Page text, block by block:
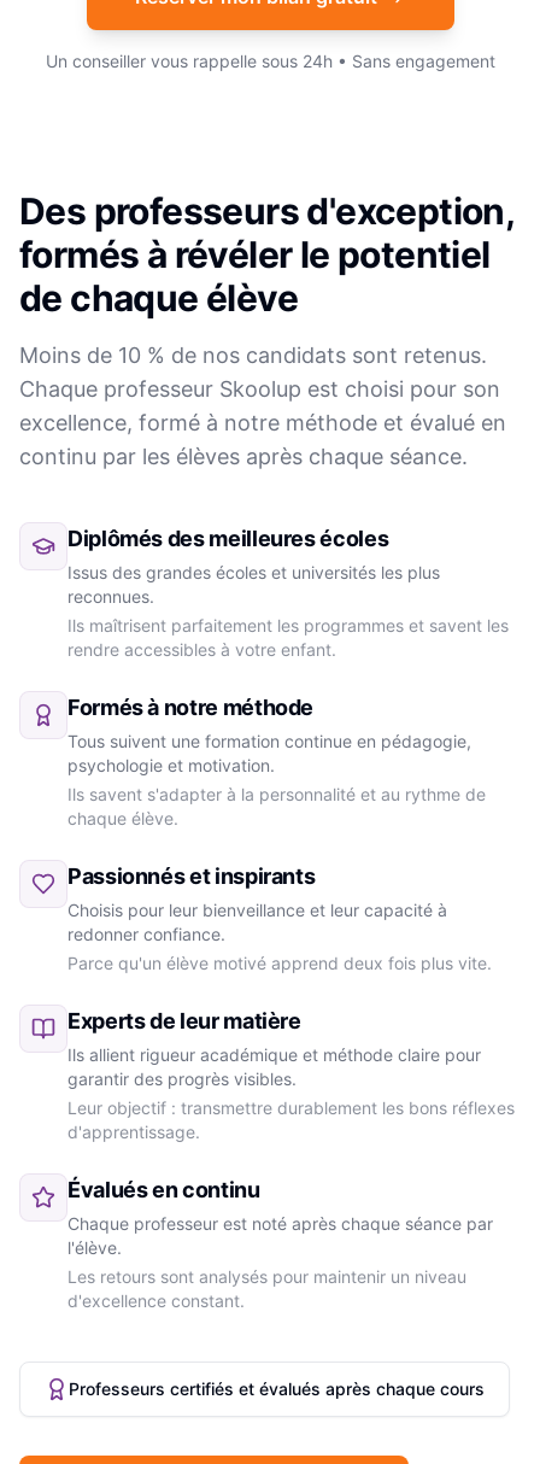
Un conseiller vous rappelle sous 24h • Sans engagement
Des professeurs d'exception,
formés à révéler le potentiel
de chaque élève
Moins de 10 % de nos candidats sont retenus.
Chaque professeur Skoolup est choisi pour son
excellence, formé à notre méthode et évalué en
continu par les élèves après chaque séance.
Diplômés des meilleures écoles
Issus des grandes écoles et universités les plus
reconnues.
Ils maîtrisent parfaitement les programmes et savent les
rendre accessibles à votre enfant.
Formés à notre méthode
Tous suivent une formation continue en pédagogie,
psychologie et motivation.
Ils savent s'adapter à la personnalité et au rythme de
chaque élève.
Passionnés et inspirants
Choisis pour leur bienveillance et leur capacité à
redonner confiance.
Parce qu'un élève motivé apprend deux fois plus vite.
Experts de leur matière
Ils allient rigueur académique et méthode claire pour
garantir des progrès visibles.
Leur objectif : transmettre durablement les bons réflexes
d'apprentissage.
Évalués en continu
Chaque professeur est noté après chaque séance par
l'élève.
Les retours sont analysés pour maintenir un niveau
d'excellence constant.
Professeurs certifiés et évalués après chaque cours